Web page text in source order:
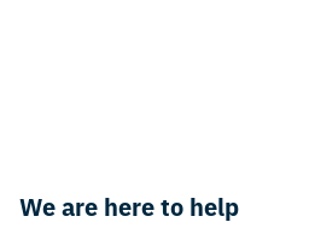
We are here to help